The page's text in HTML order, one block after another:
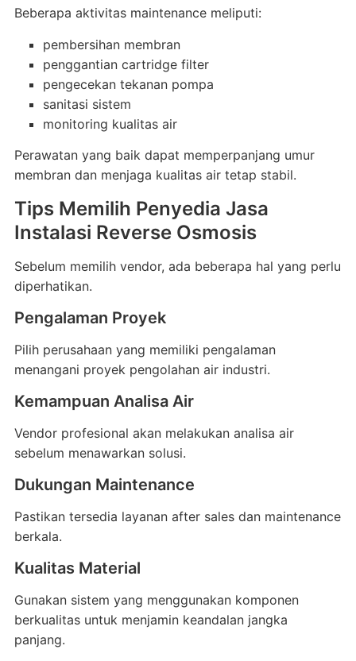
Beberapa aktivitas maintenance meliputi:
pembersihan membran
penggantian cartridge filter
pengecekan tekanan pompa
sanitasi sistem
monitoring kualitas air
Perawatan yang baik dapat memperpanjang umur
membran dan menjaga kualitas air tetap stabil.
Tips Memilih Penyedia Jasa
Instalasi Reverse Osmosis
Sebelum memilih vendor, ada beberapa hal yang perlu
diperhatikan.
Pengalaman Proyek
Pilih perusahaan yang memiliki pengalaman
menangani proyek pengolahan air industri.
Kemampuan Analisa Air
Vendor profesional akan melakukan analisa air
sebelum menawarkan solusi.
Dukungan Maintenance
Pastikan tersedia layanan after sales dan maintenance
berkala.
Kualitas Material
Gunakan sistem yang menggunakan komponen
berkualitas untuk menjamin keandalan jangka
panjang.